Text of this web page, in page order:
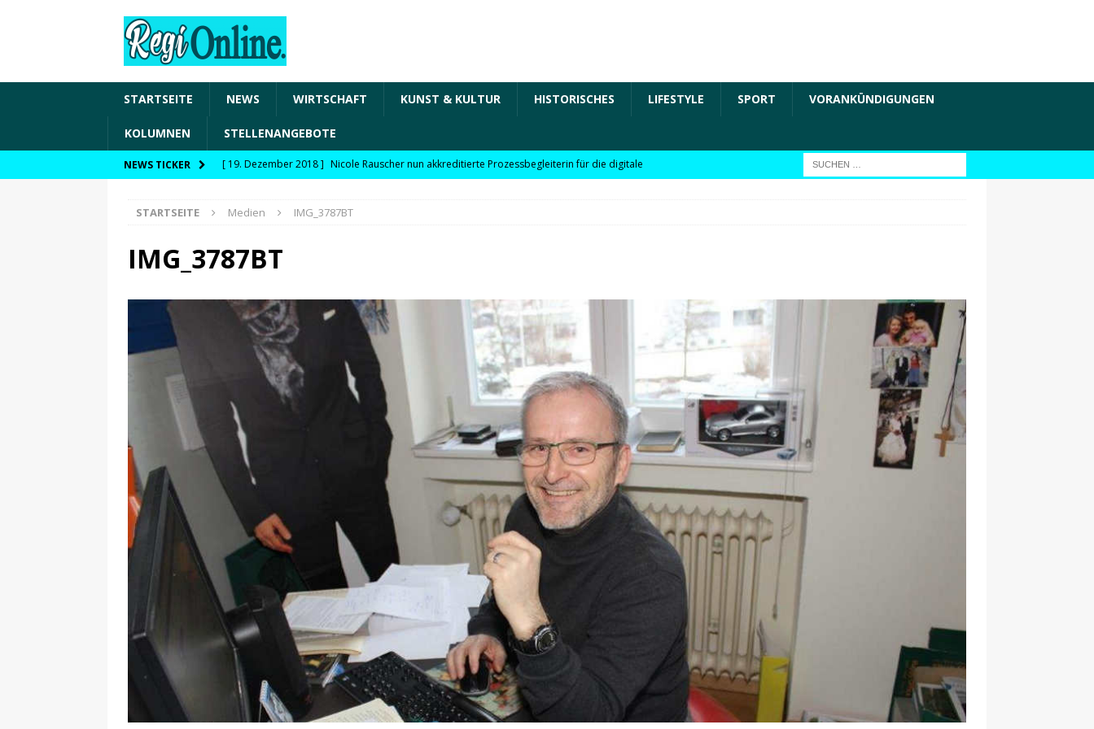
STARTSEITE NEWS WIRTSCHAFT KUNST & KULTUR HISTORISCHES LIFESTYLE SPORT VORANKÜNDIGUNGEN
KOLUMNEN STELLENANGEBOTE
NEWS TICKER [ 19. Dezember 2018 ] Nicole Rauscher nun akkreditierte Prozessbegleiterin für die digitale
WIRTSCHAFT
[ 19. Dezember 2018 ]
förderfähige Handlungsfelder für KMU
WIRTSCHAFT
[ 8. April 2021 ] FDP Schwaben möchte Einzelhandel bei Digitalisierung unterstützen
[ 30. Dezember 2020 ]
FDP will digitale Lösungen für den Einzelhandel Lindauer Zeitung –
29.12.2020
NEWS
[ 24. Dezember 2020 ]
Selbständigen und freien Mitarbeitern mehr Raum geben wegen Corona
WIRTSCHAFT
[ 17. März 2020 ]
Nützliche Informationen für Unternehmen die von der Corona-Krise betroffen
sind!
[ 17. März 2020 ]
Wichtige Informationen über das von der Bundesregierung veröffentlichte
Schutzschild für Beschäftigte und Unternehmen
WIRTSCHAFT
[ 18. Dezember 2019 ]
Der Mitarbeiter*in als Kraft für neue Konzepte und Innovationen
WIRTSCHAFT
STARTSEITE Medien IMG_3787BT
IMG_3787BT